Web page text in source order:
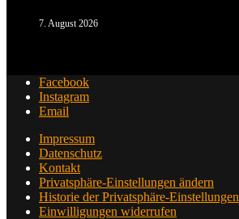
7. August 2026
Facebook
Instagram
Email
Impressum
Datenschutz
Kontakt
Privatsphäre-Einstellungen ändern
Historie der Privatsphäre-Einstellungen
Einwilligungen widerrufen